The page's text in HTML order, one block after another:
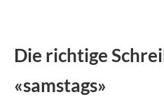
Die richtige
«samstags»